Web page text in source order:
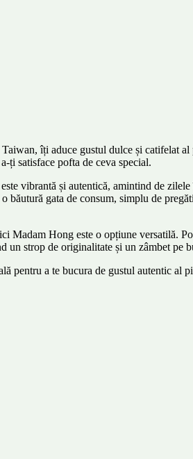
îți aduce gustul dulce și catifelat
ți satisface pofta de ceva special.
vibrantă și autentică, amintind de
băutură gata de consum, simplu de
Madam Hong este o opțiune versatilă.
un strop de originalitate și un zâmbet pe
pentru a te bucura de gustul autentic al